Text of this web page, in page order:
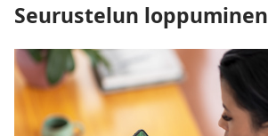
Seurustelun loppuminen